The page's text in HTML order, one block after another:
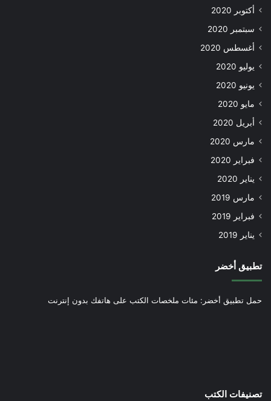
أكتوبر 2020
سبتمبر 2020
أغسطس 2020
يوليو 2020
يونيو 2020
مايو 2020
أبريل 2020
مارس 2020
فبراير 2020
يناير 2020
مارس 2019
فبراير 2019
يناير 2019
تطبيق أخضر
حمل تطبيق أخضر: مئات ملخصات الكتب على هاتفك بدون إنترنت
تصنيفات الكتب